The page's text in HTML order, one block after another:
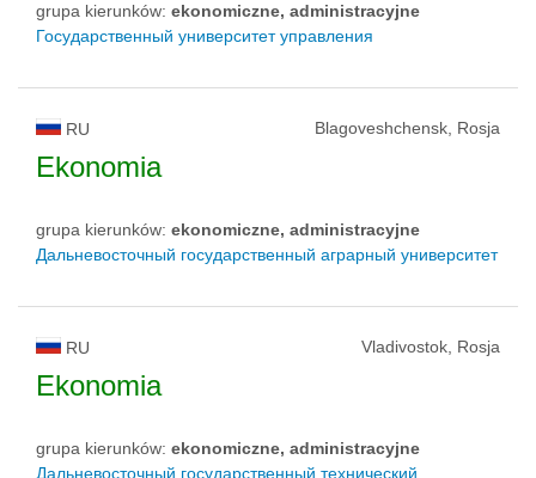
grupa kierunków: ekonomiczne, administracyjne
Государственный университет управления
RU Blagoveshchensk, Rosja
Ekonomia
grupa kierunków: ekonomiczne, administracyjne
Дальневосточный государственный аграрный университет
RU Vladivostok, Rosja
Ekonomia
grupa kierunków: ekonomiczne, administracyjne
Дальневосточный государственный технический